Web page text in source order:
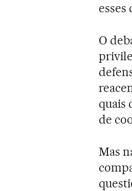
esses
O
quais
de
Mas